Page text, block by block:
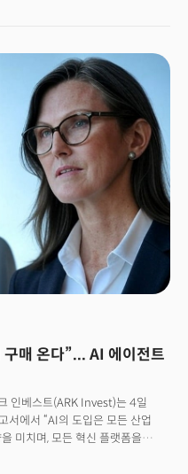
설 것으로 예상된다.AI 관련
는 AI 기술의 실용화에 있다.
49%가 이미 AI를 핵심 전략에
장한 것으로 나타났다. 또한
당될 것으로 예상되며 생성형 AI
에서 42%로 급증할 전망이다.
매 온다”... AI 에이전트
인베스트(ARK Invest)는 4일
서에서 “AI의 도입은 모든 산업
미치며, 모든 혁신 플랫폼을
베스트가 매년 발간하는